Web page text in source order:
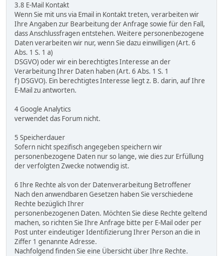
3.8 E-Mail Kontakt
Wenn Sie mit uns via Email in Kontakt treten, verarbeiten wir
Ihre Angaben zur Bearbeitung der Anfrage sowie für den Fall,
dass Anschlussfragen entstehen. Weitere personenbezogene
Daten verarbeiten wir nur, wenn Sie dazu einwilligen (Art. 6
Abs. 1 S. 1 a)
DSGVO) oder wir ein berechtigtes Interesse an der
Verarbeitung Ihrer Daten haben (Art. 6 Abs. 1 S. 1
f) DSGVO). Ein berechtigtes Interesse liegt z. B. darin, auf Ihre
E-Mail zu antworten.
4 Google Analytics
verwendet das Forum nicht.
5 Speicherdauer
Sofern nicht spezifisch angegeben speichern wir
personenbezogene Daten nur so lange, wie dies zur Erfüllung
der verfolgten Zwecke notwendig ist.
6 Ihre Rechte als von der Datenverarbeitung Betroffener
Nach den anwendbaren Gesetzen haben Sie verschiedene
Rechte bezüglich Ihrer
personenbezogenen Daten. Möchten Sie diese Rechte geltend
machen, so richten Sie Ihre Anfrage bitte per E-Mail oder per
Post unter eindeutiger Identifizierung Ihrer Person an die in
Ziffer 1 genannte Adresse.
Nachfolgend finden Sie eine Übersicht über Ihre Rechte.